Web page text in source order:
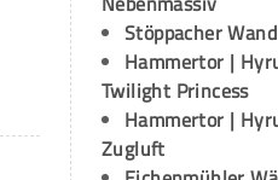
Stöppacher
Hammertor |
Twilight Princess
Hammertor |
Zugluft